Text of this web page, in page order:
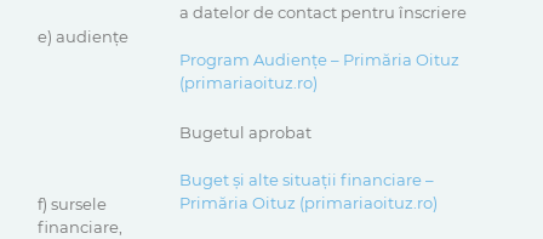
e) audienţe
a datelor de contact pentru înscriere
Program Audiențe – Primăria Oituz
(primariaoituz.ro)
f) sursele
financiare,
Bugetul aprobat
Buget și alte situații financiare –
Primăria Oituz (primariaoituz.ro)